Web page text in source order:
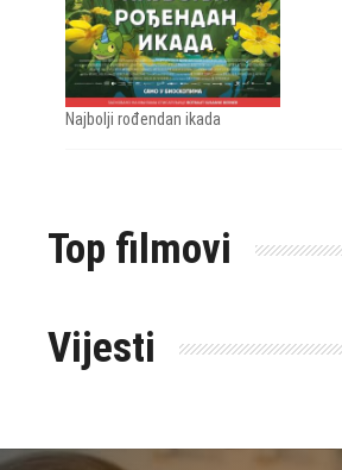
Najbolji rođendan ikada
Top filmovi
Vijesti